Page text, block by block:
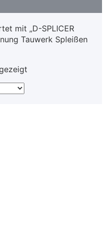
mit „D-SPLICER
Tauwerk Spleißen